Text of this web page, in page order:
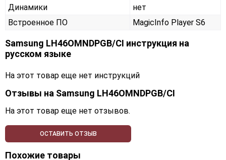
Динамики
нет
Встроенное ПО
MagicInfo Player S6
Samsung LH46OMNDPGB/CI инструкция на
русском языке
На этот товар еще нет инструкций
Отзывы на Samsung LH46OMNDPGB/CI
На этот товар еще нет отзывов.
ОСТАВИТЬ ОТЗЫВ
Похожие товары